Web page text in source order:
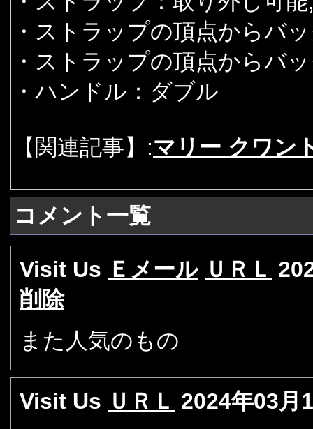
・ストラップの頂点からバ
・ストラップの頂点からバ
・ハンドル：ダブル
【関連記事】:マリー クワン
コメント一覧
Visit Us Ｅメール ＵＲＬ
削除
また人気のもの
Visit Us ＵＲＬ 2024年03月